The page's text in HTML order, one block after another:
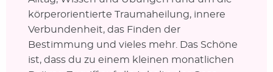
körperorientierte Traumaheilung, innere
Verbundenheit, das Finden der
Bestimmung und vieles mehr. Das Schöne
ist, dass du zu einem kleinen monatlichen